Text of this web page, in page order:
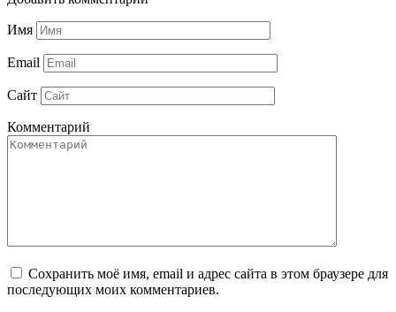
Имя
Email
Сайт
Комментарий
Сохранить моё имя, email и адрес сайта в этом браузере для
последующих моих комментариев.